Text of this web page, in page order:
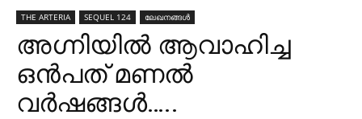
THE ARTERIA SEQUEL 124 ലേഖനങ്ങൾ
അഗ്നിയിൽ ആവാഹിച്ച
ഒൻപത് മണൽ
വർഷങ്ങൾ…..